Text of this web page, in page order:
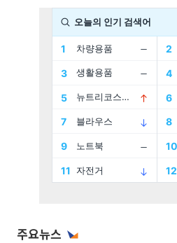
주요뉴스